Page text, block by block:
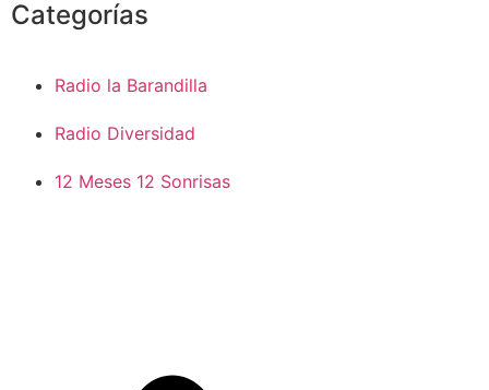
Categorías
Radio la Barandilla
Radio Diversidad
12 Meses 12 Sonrisas